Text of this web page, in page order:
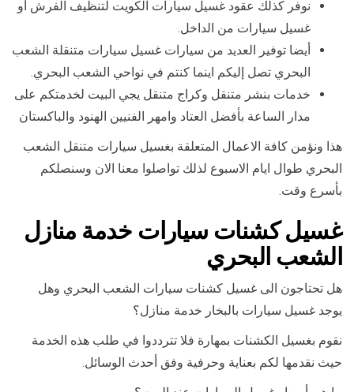
نوفر كذلك عقود غسيل سيارات الكويت لتنظيف الفرش أو
غسيل سيارات من الداخل.
أيضا توفير العديد من سيارات غسيل سيارات متنقلة الشعب
البحري تصل إليكم اينما كنتم في نواحي الشعب البحري.
خدمات بنشر متنقل وكراج متنقل يجي البيت لخدمتكم على
مدار الساعة بأفضل العتاد وامهر الفنيين الهنود والباكستان
هذا ونؤمن كافة الاعمال المتعلقة بغسيل سيارات متنقل الشعب
البحري طوال ايام الاسبوع لذلك تواصلوا معنا الان وسنصلكم
بأسرع وقت.
غسيل كشنات سيارات خدمة منازل
الشعب البحري
هل تحتاجون الى غسيل كشنات سيارات الشعب البحري وهل
يوجد غسيل سيارات بالبخار خدمة منازل؟
نقوم بغسيل الكشنات بمهارة فلا تترددوا في طلب هذه الخدمة
حيث نقدمها لكم بعناية وحرفية وفق أحدث الوسائل.